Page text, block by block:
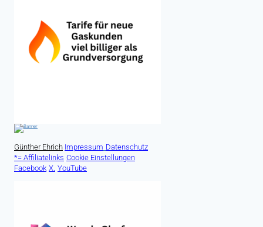
Günther Ehrich Impressum Datenschutz
*= Affiliatelinks Cookie Einstellungen
Facebook X. YouTube